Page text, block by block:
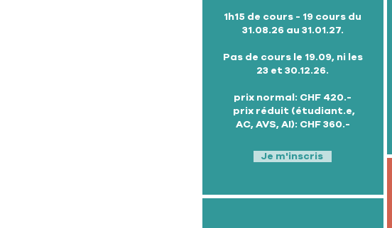
1h15 de cours - 19 cours du
31.08.26 au 31.01.27.
Pas de cours le 19.09, ni les
23 et 30.12.26.
prix normal: CHF 420.-
prix réduit (étudiant.e,
AC, AVS, AI): CHF 360.-
Je m'inscris